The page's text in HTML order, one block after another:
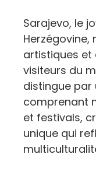
Sarajevo, le
Herzégovine,
artistiques et
visiteurs du
distingue par
comprenant
et festivals,
unique qui